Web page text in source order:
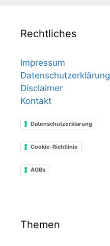
Rechtliches
Impressum
Datenschutzerklärung
Disclaimer
Kontakt
Datenschutzerklärung
Cookie-Richtlinie
AGBs
Themen